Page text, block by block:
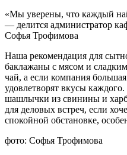
«Мы уверены, что каждый
— делится администратор
Софья Трофимова
Наша рекомендация для
баклажаны с мясом и
чай, а если компания
удовлетворят вкусы
шашлычки из свинины и
для деловых встреч, если
спокойной обстановке,
фото: Софья Трофимова